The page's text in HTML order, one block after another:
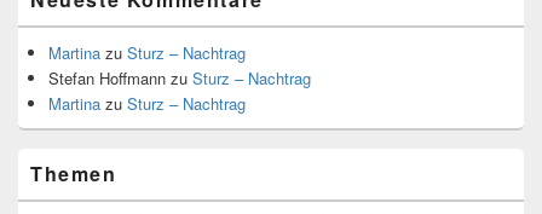
Martina zu Sturz – Nachtrag
Stefan Hoffmann zu Sturz – Nachtrag
Martina zu Sturz – Nachtrag
Themen